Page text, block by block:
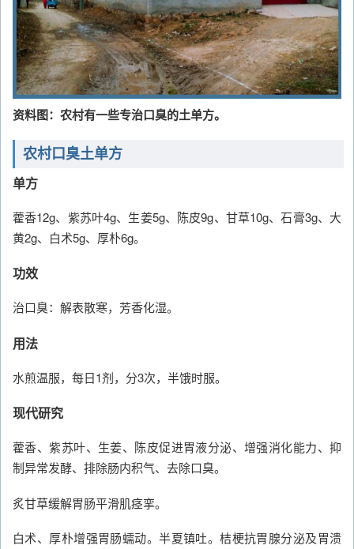
资料图：农村有一些专治口臭的土单方。
农村口臭土单方
单方
藿香12g、紫苏叶4g、生姜5g、陈皮9g、甘草10g、石膏3g、大
黄2g、白术5g、厚朴6g。
功效
治口臭：解表散寒，芳香化湿。
用法
水煎温服，每日1剂，分3次，半饿时服。
现代研究
藿香、紫苏叶、生姜、陈皮促进胃液分泌、增强消化能力、抑
制异常发酵、排除肠内积气、去除口臭。
炙甘草缓解胃肠平滑肌痉挛。
白术、厚朴增强胃肠蠕动。半夏镇吐。桔梗抗胃腺分泌及胃溃